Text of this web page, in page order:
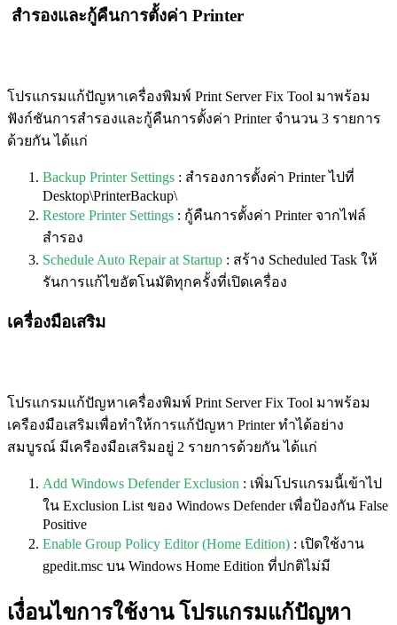
สำรองและกู้คืนการตั้งค่า Printer
โปรแกรมแก้ปัญหาเครื่องพิมพ์ Print Server Fix Tool มาพร้อม
ฟังก์ชันการสำรองและกู้คืนการตั้งค่า Printer จำนวน 3 รายการ
ด้วยกัน ได้แก่
Backup Printer Settings : สำรองการตั้งค่า Printer ไปที่
Desktop\PrinterBackup\
Restore Printer Settings : กู้คืนการตั้งค่า Printer จากไฟล์
สำรอง
Schedule Auto Repair at Startup : สร้าง Scheduled Task ให้
รันการแก้ไขอัตโนมัติทุกครั้งที่เปิดเครื่อง
เครื่องมือเสริม
โปรแกรมแก้ปัญหาเครื่องพิมพ์ Print Server Fix Tool มาพร้อม
เครืองมือเสริมเพื่อทำให้การแก้ปัญหา Printer ทำได้อย่าง
สมบูรณ์ มีเครืองมือเสริมอยู่ 2 รายการด้วยกัน ได้แก่
Add Windows Defender Exclusion : เพิ่มโปรแกรมนี้เข้าไป
ใน Exclusion List ของ Windows Defender เพื่อป้องกัน False
Positive
Enable Group Policy Editor (Home Edition) : เปิดใช้งาน
gpedit.msc บน Windows Home Edition ที่ปกติไม่มี
เงื่อนไขการใช้งาน โปรแกรมแก้ปัญหา